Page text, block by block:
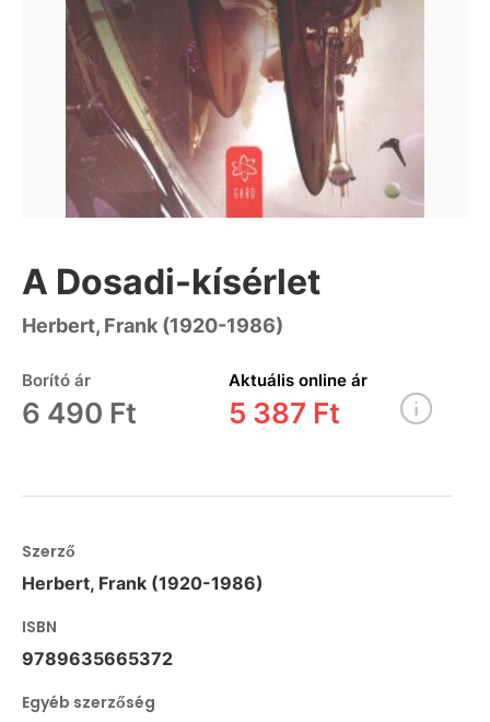
A Dosadi-kísérlet
Herbert, Frank (1920-1986)
Borító ár
6 490 Ft
Aktuális online ár
5 387 Ft
Szerző
Herbert, Frank (1920-1986)
ISBN
9789635665372
Egyéb szerzőség